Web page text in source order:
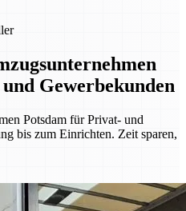
Gewerbekunden
Potsdam für Privat- und
bis zum Einrichten. Zeit sparen,